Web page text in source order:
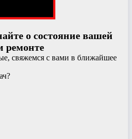
о состояние вашей
ремонте
свяжемся с вами в ближайшее